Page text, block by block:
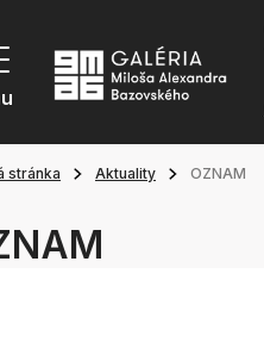
stránka Aktuality OZNAM